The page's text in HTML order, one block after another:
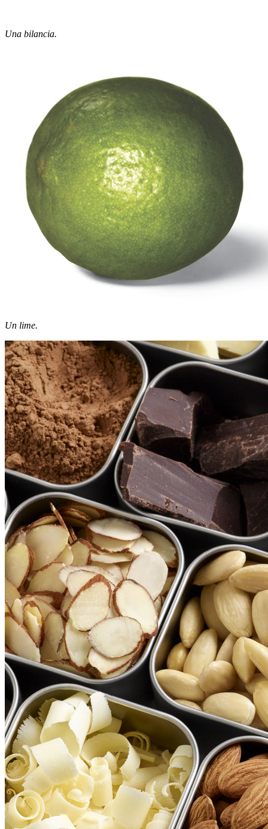
Una bilancia.
Un lime.